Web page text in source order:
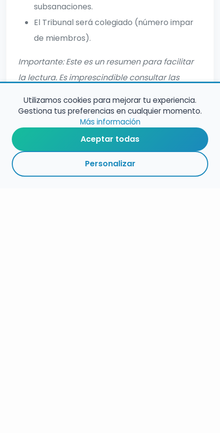
subsanaciones.
El Tribunal será colegiado (número impar
de miembros).
Importante: Este es un resumen para facilitar
la lectura. Es imprescindible consultar las
RESUMEN PLAZOS ESPECIALIDAD ENLACES SEGUIR
Utilizamos cookies para mejorar tu experiencia.
Gestiona tus preferencias en cualquier momento.
Más información
Aceptar todas
Personalizar